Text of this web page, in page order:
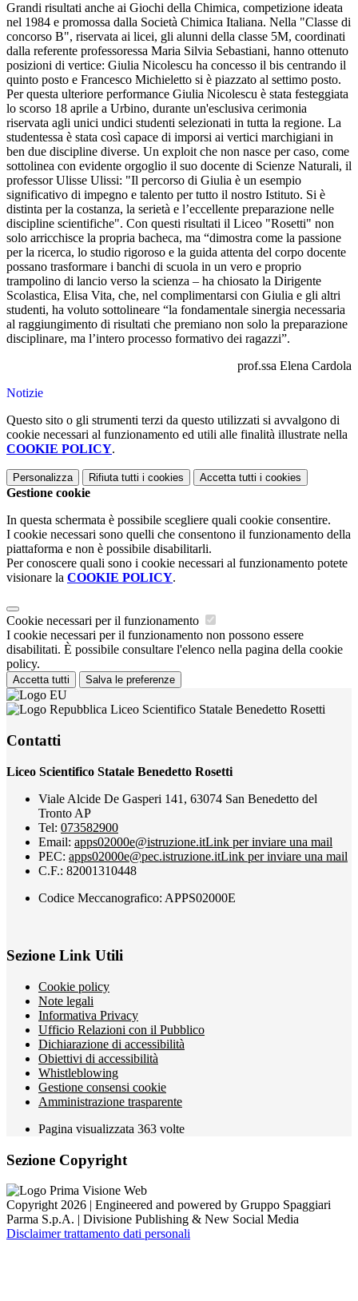
Grandi risultati anche ai Giochi della Chimica, competizione ideata
nel 1984 e promossa dalla Società Chimica Italiana. Nella "Classe di
concorso B", riservata ai licei, gli alunni della classe 5M, coordinati
dalla referente professoressa Maria Silvia Sebastiani, hanno ottenuto
posizioni di vertice: Giulia Nicolescu ha concesso il bis centrando il
quinto posto e Francesco Michieletto si è piazzato al settimo posto.
Per questa ulteriore performance Giulia Nicolescu è stata festeggiata
lo scorso 18 aprile a Urbino, durante un'esclusiva cerimonia
riservata agli unici undici studenti selezionati in tutta la regione. La
studentessa è stata così capace di imporsi ai vertici marchigiani in
ben due discipline diverse. Un exploit che non nasce per caso, come
sottolinea con evidente orgoglio il suo docente di Scienze Naturali, il
professor Ulisse Ulissi: "Il percorso di Giulia è un esempio
significativo di impegno e talento per tutto il nostro Istituto. Si è
distinta per la costanza, la serietà e l’eccellente preparazione nelle
discipline scientifiche". Con questi risultati il Liceo "Rosetti" non
solo arricchisce la propria bacheca, ma “dimostra come la passione
per la ricerca, lo studio rigoroso e la guida attenta del corpo docente
possano trasformare i banchi di scuola in un vero e proprio
trampolino di lancio verso la scienza – ha chiosato la Dirigente
Scolastica, Elisa Vita, che, nel complimentarsi con Giulia e gli altri
studenti, ha voluto sottolineare “la fondamentale sinergia necessaria
al raggiungimento di risultati che premiano non solo la preparazione
disciplinare, ma l’intero processo formativo dei ragazzi”.
prof.ssa Elena Cardola
Notizie
Questo sito o gli strumenti terzi da questo utilizzati si avvalgono di
cookie necessari al funzionamento ed utili alle finalità illustrate nella
COOKIE POLICY.
Personalizza Rifiuta tutti i cookies Accetta tutti i cookies
Gestione cookie
In questa schermata è possibile scegliere quali cookie consentire.
I cookie necessari sono quelli che consentono il funzionamento della
piattaforma e non è possibile disabilitarli.
Per conoscere quali sono i cookie necessari al funzionamento potete
visionare la COOKIE POLICY.
Cookie necessari per il funzionamento
I cookie necessari per il funzionamento non possono essere
disabilitati. È possibile consultare l'elenco nella pagina della cookie
policy.
Accetta tutti Salva le preferenze
Liceo Scientifico Statale Benedetto Rosetti
Contatti
Liceo Scientifico Statale Benedetto Rosetti
Viale Alcide De Gasperi 141, 63074 San Benedetto del
Tronto AP
Tel: 073582900
Email: apps02000e@istruzione.itLink per inviare una mail
PEC: apps02000e@pec.istruzione.itLink per inviare una mail
C.F.: 82001310448
Codice Meccanografico: APPS02000E
Sezione Link Utili
Cookie policy
Note legali
Informativa Privacy
Ufficio Relazioni con il Pubblico
Dichiarazione di accessibilità
Obiettivi di accessibilità
Whistleblowing
Gestione consensi cookie
Amministrazione trasparente
Pagina visualizzata 363 volte
Sezione Copyright
Copyright 2026 | Engineered and powered by Gruppo Spaggiari
Parma S.p.A. | Divisione Publishing & New Social Media
Disclaimer trattamento dati personali